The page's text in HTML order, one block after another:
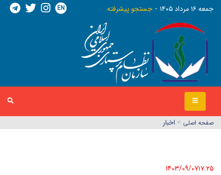
جمعه ١٦ مرداد ١٤٠٥ جستجو پیشرفته EN
صفحه اصلي > اخبار
1403/09/07١٧:٢٥